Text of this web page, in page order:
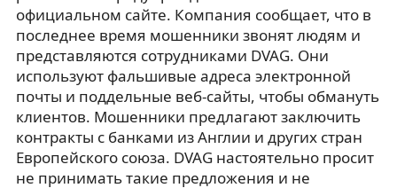
официальном сайте. Компания сообщает, что в
последнее время мошенники звонят людям и
представляются сотрудниками DVAG. Они
используют фальшивые адреса электронной
почты и поддельные веб-сайты, чтобы обмануть
клиентов. Мошенники предлагают заключить
контракты с банками из Англии и других стран
Европейского союза. DVAG настоятельно просит
не принимать такие предложения и не